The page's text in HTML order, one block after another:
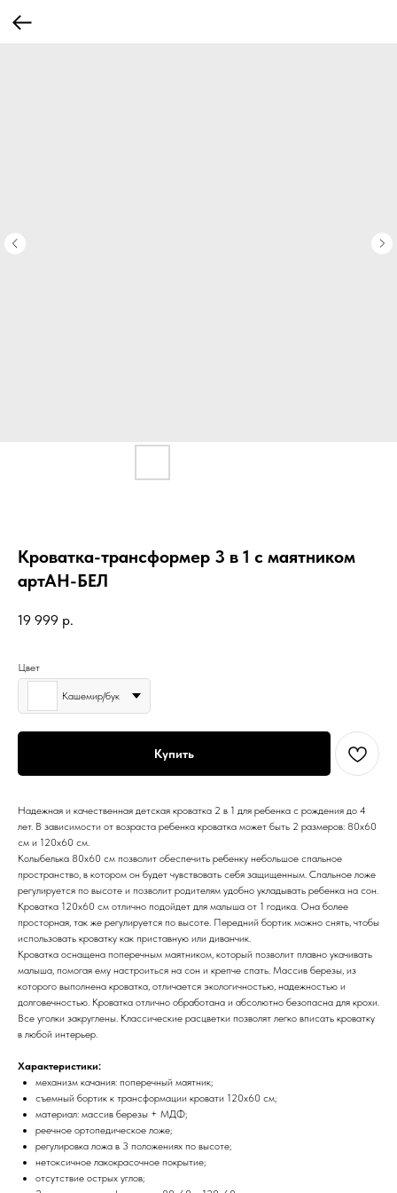
Кроватка-трансформер 3 в 1 с маятником
артАН-БЕЛ
19 999 р.
Цвет
Кашемир/бук
Купить
Надежная и качественная детская кроватка 2 в 1 для ребенка с рождения до 4
лет. В зависимости от возраста ребенка кроватка может быть 2 размеров: 80х60
см и 120х60 см.
Колыбелька 80х60 см позволит обеспечить ребенку небольшое спальное
пространство, в котором он будет чувствовать себя защищенным. Спальное ложе
регулируется по высоте и позволит родителям удобно укладывать ребенка на сон.
Кроватка 120х60 см отлично подойдет для малыша от 1 годика. Она более
просторная, так же регулируется по высоте. Передний бортик можно снять, чтобы
использовать кроватку как приставную или диванчик.
Кроватка оснащена поперечным маятником, который позволит плавно укачивать
малыша, помогая ему настроиться на сон и крепче спать. Массив березы, из
которого выполнена кроватка, отличается экологичностью, надежностью и
долговечностью. Кроватка отлично обработана и абсолютно безопасна для крохи.
Все уголки закруглены. Классические расцветки позволят легко вписать кроватку
в любой интерьер.
Характеристики:
механизм качания: поперечный маятник;
съемный бортик к трансформации кровати 120х60 см;
материал: массив березы + МДФ;
реечное ортопедическое ложе;
регулировка ложа в 3 положениях по высоте;
нетоксичное лакокрасочное покрытие;
отсутствие острых углов;